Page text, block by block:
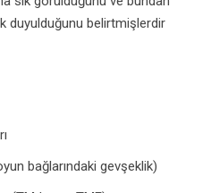
duyulduğunu belirtmişlerdir
bağlarındaki gevşeklik)